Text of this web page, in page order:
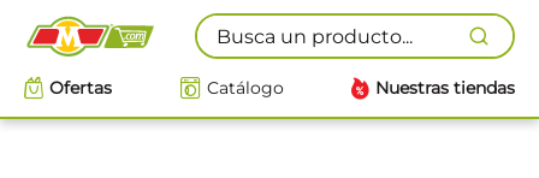
Busca un producto...
Ofertas Catálogo Nuestras tiendas